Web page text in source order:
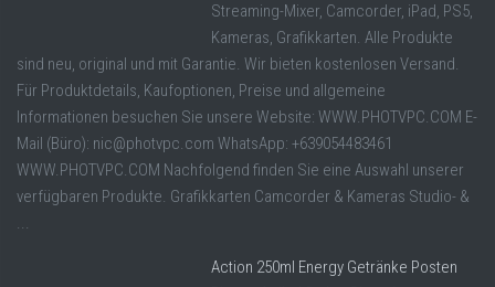
Streaming-Mixer, Camcorder, iPad, PS5,
Kameras, Grafikkarten. Alle Produkte
sind neu, original und mit Garantie. Wir bieten kostenlosen Versand.
Für Produktdetails, Kaufoptionen, Preise und allgemeine
Informationen besuchen Sie unsere Website: WWW.PHOTVPC.COM E-
Mail (Büro): nic@photvpc.com WhatsApp: +639054483461
WWW.PHOTVPC.COM Nachfolgend finden Sie eine Auswahl unserer
verfügbaren Produkte. Grafikkarten Camcorder & Kameras Studio- &
...
Action 250ml Energy Getränke Posten